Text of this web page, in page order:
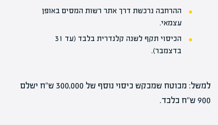
ההרחבה נרכשת דרך אתר רשות המסים באופן
עצמאי.
הכיסוי תקף לשנה קלנדרית בלבד (עד 31
בדצמבר).
למשל: מבוטח שמבקש כיסוי נוסף של 300,000 ש"ח ישלם
900 ש"ח בלבד.